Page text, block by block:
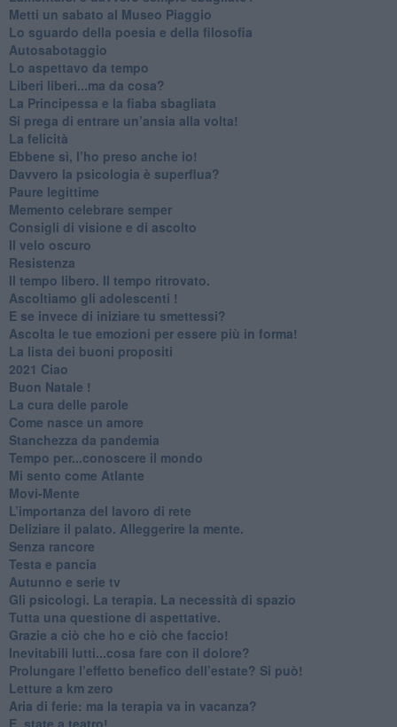
​Metti un sabato al Museo Piaggio
​Lo sguardo della poesia e della filosofia
Autosabotaggio
​Lo aspettavo da tempo
​Liberi liberi...ma da cosa?
​La Principessa e la fiaba sbagliata
Si prega di entrare un’ansia alla volta!
​La felicità
​Ebbene sì, l’ho preso anche io!
​Davvero la psicologia è superflua?
Paure legittime
​Memento celebrare semper
​Consigli di visione e di ascolto
​Il velo oscuro
Resistenza
​Il tempo libero. Il tempo ritrovato.
Ascoltiamo gli adolescenti !
​E se invece di iniziare tu smettessi?
​Ascolta le tue emozioni per essere più in forma!
​La lista dei buoni propositi
2021 Ciao
Buon Natale !
​La cura delle parole
​Come nasce un amore
Stanchezza da pandemia
​Tempo per...conoscere il mondo
​Mi sento come Atlante
​Movi-Mente
​L’importanza del lavoro di rete
​Deliziare il palato. Alleggerire la mente.
​Senza rancore
​Testa e pancia
​Autunno e serie tv
​Gli psicologi. La terapia. La necessità di spazio
​Tutta una questione di aspettative.
​Grazie a ciò che ho e ciò che faccio!
​Inevitabili lutti...cosa fare con il dolore?
Prolungare l’effetto benefico dell’estate? Si può!
​Letture a km zero
​Aria di ferie: ma la terapia va in vacanza?
​E_state a teatro!